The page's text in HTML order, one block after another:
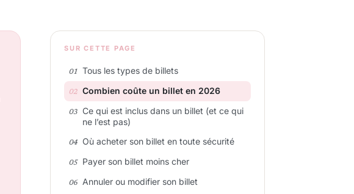
SUR CETTE PAGE
Tous les types de billets
Combien coûte un billet en 2026
Ce qui est inclus dans un billet (et ce qui
ne l’est pas)
Où acheter son billet en toute sécurité
Payer son billet moins cher
Annuler ou modifier son billet